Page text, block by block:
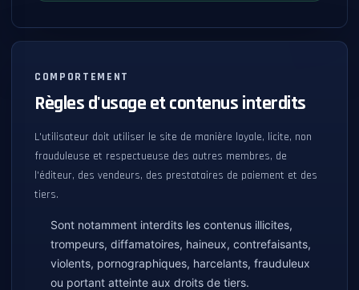
COMPORTEMENT
Règles d'usage et contenus interdits
L'utilisateur doit utiliser le site de manière loyale, licite, non
frauduleuse et respectueuse des autres membres, de
l'éditeur, des vendeurs, des prestataires de paiement et des
tiers.
Sont notamment interdits les contenus illicites,
trompeurs, diffamatoires, haineux, contrefaisants,
violents, pornographiques, harcelants, frauduleux
ou portant atteinte aux droits de tiers.